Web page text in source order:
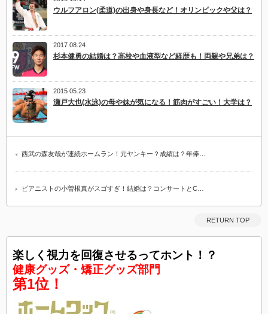
ウルフアロン(柔道)の出身や身長など！オリンピックや父は？
2017 08.24
杉本健勇の結婚は？高校や血液型など経歴も！両親や兄弟は？
2015 05.23
瀬戸大也(水泳)の母や妹が気になる！筋肉がすごい！大学は？
西武の森友哉が連続ホームラン！元ヤンキー？成績は？年俸…
ピアニストの小曽根真がスゴすぎ！結婚は？コンサートとC…
RETURN TOP
楽しく視力を回復させるってホント！？
健康グッズ・矯正グッズ部門
第1位！